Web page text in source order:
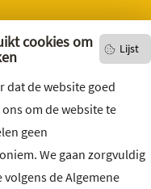
Lijst
cookies om
dat de website goed
om de website te
geen
We gaan zorgvuldig
volgens de Algemene